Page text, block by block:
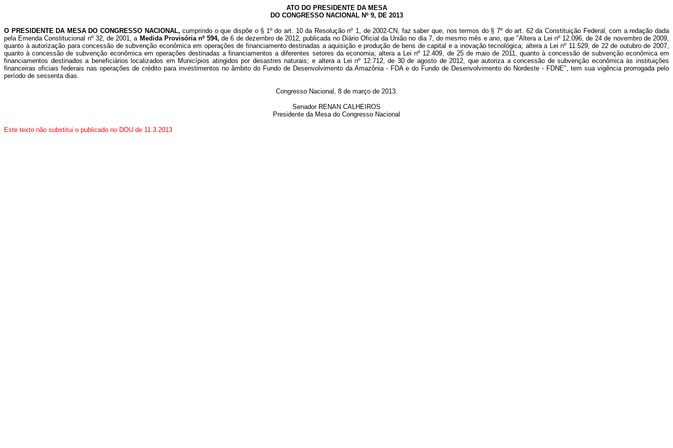
ATO DO PRESIDENTE DA MESA
DO CONGRESSO NACIONAL Nº 9, DE 2013
O PRESIDENTE DA MESA DO CONGRESSO NACIONAL,cumprindo o que dispõe o § 1º do art. 10 da Resolução nº 1, de 2002-CN, faz saber que, nos termos do § 7º do art. 62 da Constituição Federal, com a redação dada
pela Emenda Constitucional nº 32, de 2001, a Medida Provisória nº 594,de 6 de dezembro de 2012, publicada no Diário Oficial da União no dia 7, do mesmo mês e ano, que "Altera a Lei nº 12.096, de 24 de novembro de 2009,
quanto à autorização para concessão de subvenção econômica em operações de financiamento destinadas a aquisição e produção de bens de capital e a inovação tecnológica; altera a Lei nº 11.529, de 22 de outubro de 2007,
quanto à concessão de subvenção econômica em operações destinadas a financiamentos a diferentes setores da economia; altera a Lei nº 12.409, de 25 de maio de 2011, quanto à concessão de subvenção econômica em
financiamentos destinados a beneficiários localizados em Municípios atingidos por desastres naturais; e altera a Lei nº 12.712, de 30 de agosto de 2012, que autoriza a concessão de subvenção econômica às instituições
financeiras oficiais federais nas operações de crédito para investimentos no âmbito do Fundo de Desenvolvimento da Amazônia - FDA e do Fundo de Desenvolvimento do Nordeste - FDNE", tem sua vigência prorrogada pelo
período de sessenta dias.
Congresso Nacional, 8 de março de 2013.
Senador RENAN CALHEIROS
Presidente da Mesa do Congresso Nacional
Este texto não substitui o publicado no DOU de 11.3.2013